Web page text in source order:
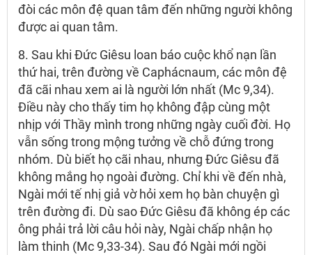
đòi các môn đệ quan tâm đến những người không
được ai quan tâm.
8. Sau khi Đức Giêsu loan báo cuộc khổ nạn lần
thứ hai, trên đường về Caphácnaum, các môn đệ
đã cãi nhau xem ai là người lớn nhất (Mc 9,34).
Điều này cho thấy tim họ không đập cùng một
nhịp với Thầy mình trong những ngày cuối đời. Họ
vẫn sống trong mộng tưởng về chỗ đứng trong
nhóm. Dù biết họ cãi nhau, nhưng Đức Giêsu đã
không mắng họ ngoài đường. Chỉ khi về đến nhà,
Ngài mới tế nhị giả vờ hỏi xem họ bàn chuyện gì
trên đường đi. Dù sao Đức Giêsu đã không ép các
ông phải trả lời câu hỏi này, Ngài chấp nhận họ
làm thinh (Mc 9,33-34). Sau đó Ngài mới ngồi